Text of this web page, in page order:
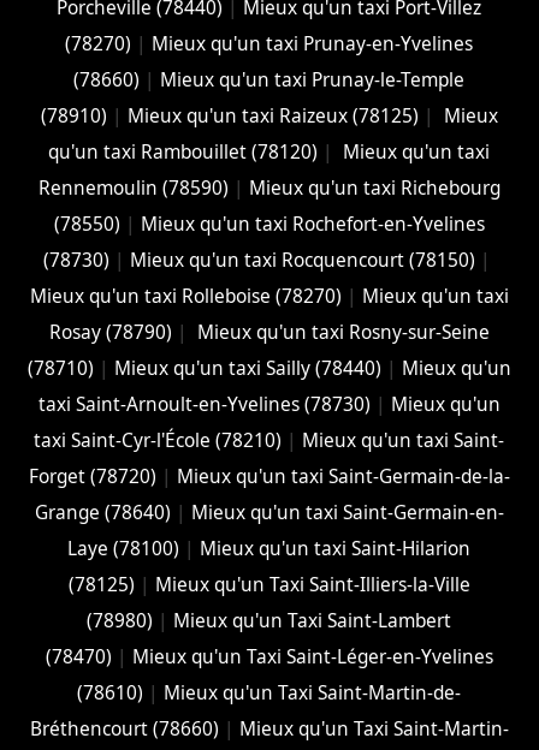
Porcheville (78440) | Mieux qu'un taxi Port-Villez
(78270) | Mieux qu'un taxi Prunay-en-Yvelines
(78660) | Mieux qu'un taxi Prunay-le-Temple
(78910) | Mieux qu'un taxi Raizeux (78125) |
Mieux
qu'un taxi Rambouillet (78120) |
Mieux qu'un taxi
Rennemoulin (78590) | Mieux qu'un taxi Richebourg
(78550) | Mieux qu'un taxi Rochefort-en-Yvelines
(78730) | Mieux qu'un taxi Rocquencourt (78150) |
Mieux qu'un taxi Rolleboise (78270) | Mieux qu'un taxi
Rosay (78790) |
Mieux qu'un taxi Rosny-sur-Seine
(78710) | Mieux qu'un taxi Sailly (78440) | Mieux qu'un
taxi Saint-Arnoult-en-Yvelines (78730) | Mieux qu'un
taxi Saint-Cyr-l'École (78210) | Mieux qu'un taxi Saint-
Forget (78720) | Mieux qu'un taxi Saint-Germain-de-la-
Grange (78640) | Mieux qu'un taxi Saint-Germain-en-
Laye (78100) | Mieux qu'un taxi Saint-Hilarion
(78125) | Mieux qu'un Taxi Saint-Illiers-la-Ville
(78980) | Mieux qu'un Taxi Saint-Lambert
(78470) | Mieux qu'un Taxi Saint-Léger-en-Yvelines
(78610) | Mieux qu'un Taxi Saint-Martin-de-
Bréthencourt (78660) | Mieux qu'un Taxi Saint-Martin-